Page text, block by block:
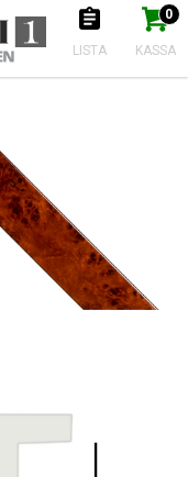
LISTA
0
KASSA
Gå till kassan